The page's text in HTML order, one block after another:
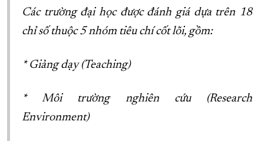
Các trường đại học được đánh giá dựa trên 18
chỉ số thuộc 5 nhóm tiêu chí cốt lõi, gồm:
* Giảng dạy (Teaching)
* Môi trường nghiên cứu (Research
Environment)